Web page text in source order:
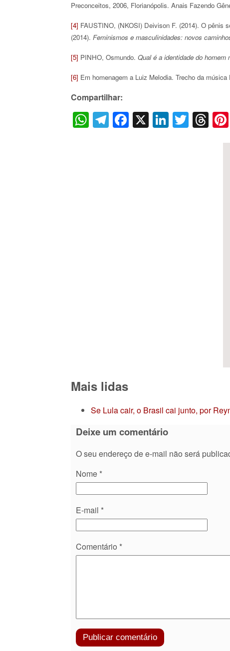
Preconceitos, 2006, Florianópolis. Anais Fazendo
[4] FAUSTINO, (NKOSI) Deivison F. (2014). O pênis
(2014). Feminismos e masculinidades: novos
[5] PINHO, Osmundo. Qual é a identidade do homem
[6] Em homenagem a Luiz Melodia. Trecho da música
Compartilhar:
WhatsApp
Telegram
Facebook
X LinkedIn
Mais lidas
Se Lula cair, o Brasil cai junto, por
Deixe um comentário
O seu endereço de e-mail não será
Nome *
E-mail *
Comentário *